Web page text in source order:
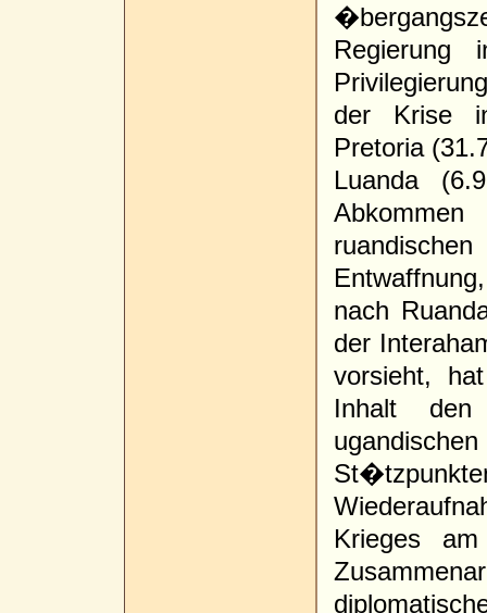
Regierung
der Krise
Pretoria
Luanda
nach
der
vorsieht,
Inhalt den
Krieges